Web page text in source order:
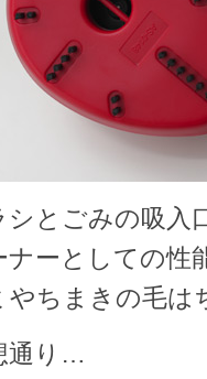
シとごみの吸入
ナーとしての性
やちまきの毛は
通り…